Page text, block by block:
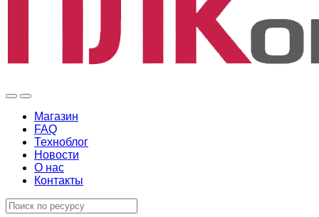
Магазин
FAQ
Техноблог
Новости
О нас
Контакты